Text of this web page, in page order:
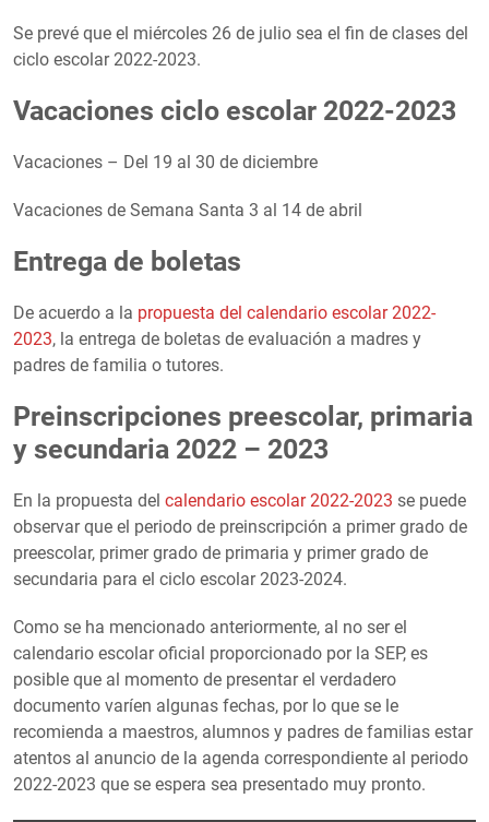
Se prevé que el miércoles 26 de julio sea el fin de clases del
ciclo escolar 2022-2023.
Vacaciones ciclo escolar 2022-2023
Vacaciones – Del 19 al 30 de diciembre
Vacaciones de Semana Santa 3 al 14 de abril
Entrega de boletas
De acuerdo a la propuesta del calendario escolar 2022-
2023, la entrega de boletas de evaluación a madres y
padres de familia o tutores.
Preinscripciones preescolar, primaria
y secundaria 2022 – 2023
En la propuesta del calendario escolar 2022-2023 se puede
observar que el periodo de preinscripción a primer grado de
preescolar, primer grado de primaria y primer grado de
secundaria para el ciclo escolar 2023-2024.
Como se ha mencionado anteriormente, al no ser el
calendario escolar oficial proporcionado por la SEP, es
posible que al momento de presentar el verdadero
documento varíen algunas fechas, por lo que se le
recomienda a maestros, alumnos y padres de familias estar
atentos al anuncio de la agenda correspondiente al periodo
2022-2023 que se espera sea presentado muy pronto.